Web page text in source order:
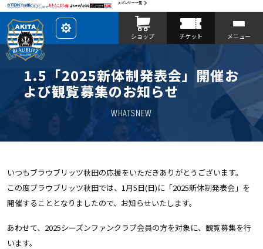
スポンサー一覧
レ
イ
ア
を
カ
ス
タ
マ
ショップ チケット メニュー
1.5「2025新体制発表会」開催お
よび観覧募集のお知らせ
WHATSNEW
いつもブラウブリッツ秋田の応援をいただきありがとうございます。
この度ブラウブリッツ秋田では、1月5日(日)に「2025新体制発表会」を
開催することとなりましたので、お知らせいたします。
あわせて、2025シーズンファンクラブ会員の方を対象に、観覧募集を行
います。